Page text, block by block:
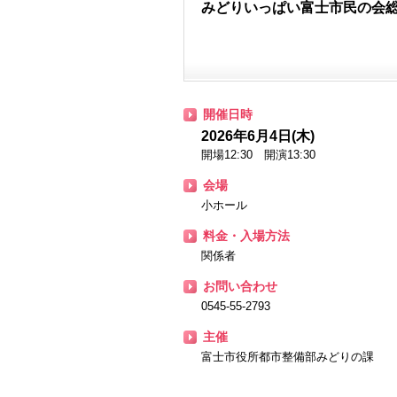
みどりいっぱい富士市民の会
開催日時
2026年6月4日(木)
開場12:30 開演13:30
会場
小ホール
料金・入場方法
関係者
お問い合わせ
0545-55-2793
主催
富士市役所都市整備部みどりの課